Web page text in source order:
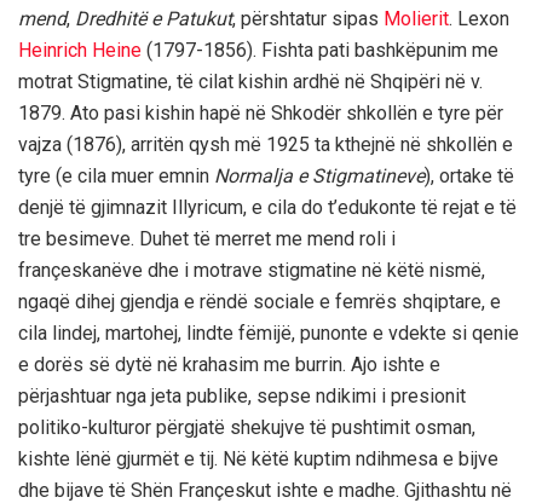
mend, Dredhitë e Patukut, përshtatur sipas Molierit. Lexon
Heinrich Heine (1797-1856). Fishta pati bashkëpunim me
motrat Stigmatine, të cilat kishin ardhë në Shqipëri në v.
1879. Ato pasi kishin hapë në Shkodër shkollën e tyre për
vajza (1876), arritën qysh më 1925 ta kthejnë në shkollën e
tyre (e cila muer emnin Normalja e Stigmatineve), ortake të
denjë të gjimnazit Illyricum, e cila do t’edukonte të rejat e të
tre besimeve. Duhet të merret me mend roli i
françeskanëve dhe i motrave stigmatine në këtë nismë,
ngaqë dihej gjendja e rëndë sociale e femrës shqiptare, e
cila lindej, martohej, lindte fëmijë, punonte e vdekte si qenie
e dorës së dytë në krahasim me burrin. Ajo ishte e
përjashtuar nga jeta publike, sepse ndikimi i presionit
politiko-kulturor përgjatë shekujve të pushtimit osman,
kishte lënë gjurmët e tij. Në këtë kuptim ndihmesa e bijve
dhe bijave të Shën Françeskut ishte e madhe. Gjithashtu në